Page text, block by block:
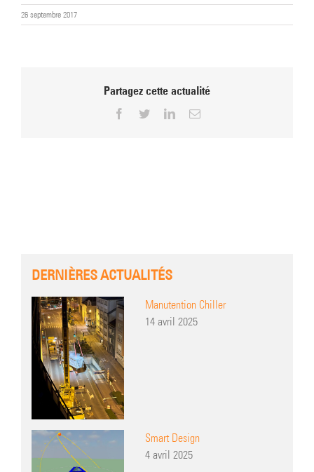
26 septembre 2017
Partagez cette actualité
Facebook
TwitterLinkedInEmail
DERNIÈRES ACTUALITÉS
Manutention Chiller
14 avril 2025
Smart Design
4 avril 2025